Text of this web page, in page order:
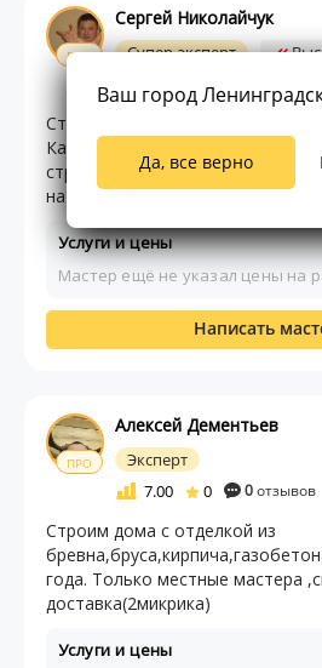
ПРО
Сергей Николайчук
Супер-эксперт
0
Строим дома из
Качественный ремонт квартир
строительство. Опыт 20 лет.
на работу 2 года.
Услуги и цены
Мастер ещё не указал цены на
Написать
ПРО
Алексей Дементьев
Эксперт
7.00
0 0отзывов
Строим дома с отделкой из
года. Только местные мастера
доставка(2микрика)
Услуги и цены
Ваш город
Да, все верно